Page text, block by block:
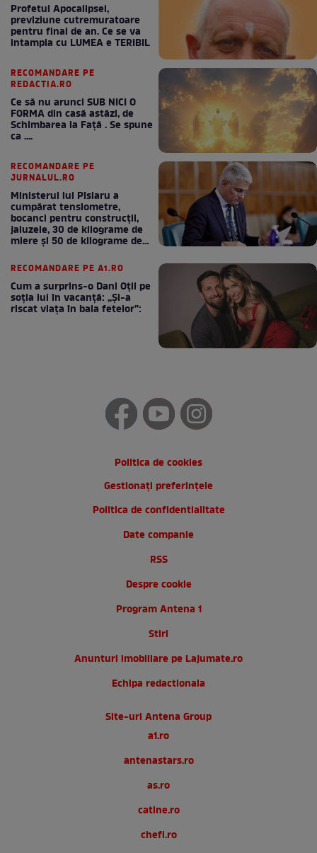
Profetul Apocalipsei,
previziune cutremuratoare
pentru final de an. Ce se va
intampla cu LUMEA e TERIBIL
RECOMANDARE PE
REDACTIA.RO
Ce să nu arunci SUB NICI O
FORMA din casă astăzi, de
Schimbarea la Față . Se spune
ca ....
RECOMANDARE PE
JURNALUL.RO
Ministerul lui Pîslaru a
cumpărat tensiometre,
bocanci pentru construcții,
jaluzele, 30 de kilograme de
miere și 50 de kilograme de
RECOMANDARE PE A1.RO
Cum a surprins-o Dani Oțil pe
soția lui în vacanță: „Și-a
riscat viața în baia fetelor”:
Politica de cookies
Gestionați preferințele
Politica de confidentialitate
Date companie
RSS
Despre cookie
Program Antena 1
Stiri
Anunturi imobiliare pe Lajumate.ro
Echipa redactionala
Site-uri Antena Group
a1.ro
antenastars.ro
as.ro
catine.ro
chefi.ro